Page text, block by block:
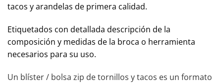
tacos y arandelas de primera calidad.
Etiquetados con detallada descripción de la
composición y medidas de la broca o herramienta
necesarios para su uso.
Un blíster / bolsa zip de tornillos y tacos es un formato